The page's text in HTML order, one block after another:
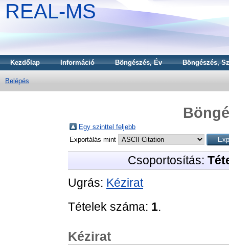
REAL-MS
Kezdőlap Információ Böngészés, Év Böngészés,
Belépés
Egy szinttel feljebb
Exportálás mint
Csoportosítás:
Ugrás: Kézirat
Tételek száma: 1.
Kézirat